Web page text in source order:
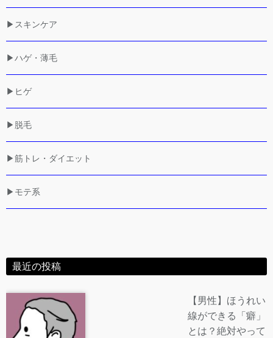
▶スキンケア
▶ハゲ・薄毛
▶ヒゲ
▶脱毛
▶筋トレ・ダイエット
▶モテ系
最近の投稿
【男性】ほうれい
線ができる「癖」
とは？絶対やって